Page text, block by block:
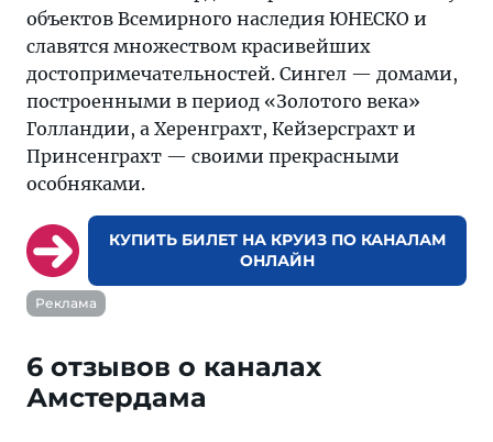
объектов Всемирного наследия ЮНЕСКО и
славятся множеством красивейших
достопримечательностей. Сингел — домами,
построенными в период «Золотого века»
Голландии, а Херенграхт, Кейзерсграхт и
Принсенграхт — своими прекрасными
особняками.
КУПИТЬ БИЛЕТ НА КРУИЗ ПО КАНАЛАМ
ОНЛАЙН
Реклама
6 отзывов о каналах
Амстердама